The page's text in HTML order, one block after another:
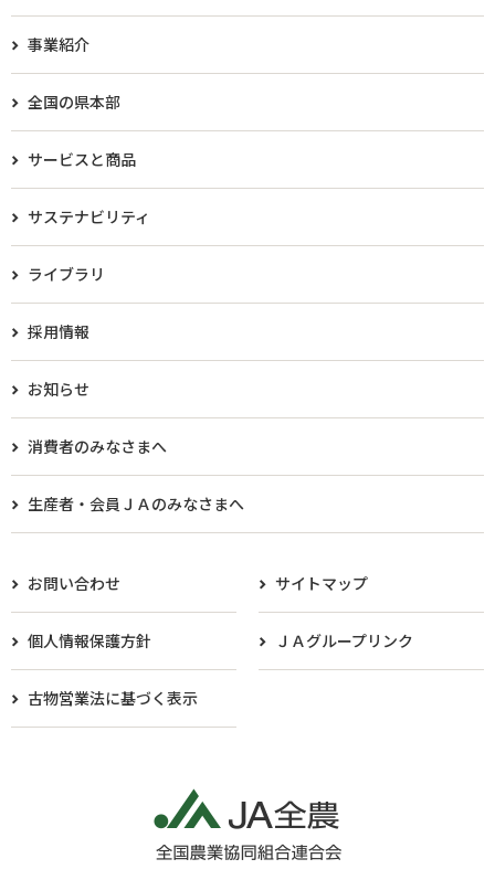
事業紹介
全国の県本部
サービスと商品
サステナビリティ
ライブラリ
採用情報
お知らせ
消費者のみなさまへ
生産者・会員ＪＡのみなさまへ​
お問い合わせ サイトマップ
個人情報保護方針 ＪＡグループリンク
古物営業法に基づく表示